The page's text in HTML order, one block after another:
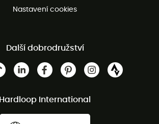
Nastavení cookies
Další dobrodružství
Hardloop International